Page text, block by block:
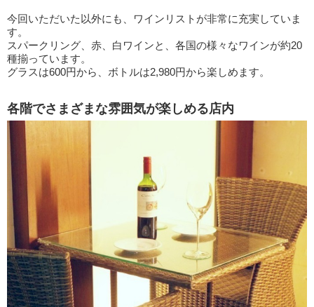
今回いただいた以外にも、ワインリストが非常に充実していま
す。
スパークリング、赤、白ワインと、各国の様々なワインが約20
種揃っています。
グラスは600円から、ボトルは2,980円から楽しめます。
各階でさまざまな雰囲気が楽しめる店内